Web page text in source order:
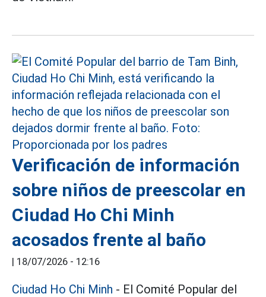
Verificación de información
sobre niños de preescolar en
Ciudad Ho Chi Minh
acosados frente al baño
| 18/07/2026 - 12:16
Ciudad Ho Chi Minh - El Comité Popular del